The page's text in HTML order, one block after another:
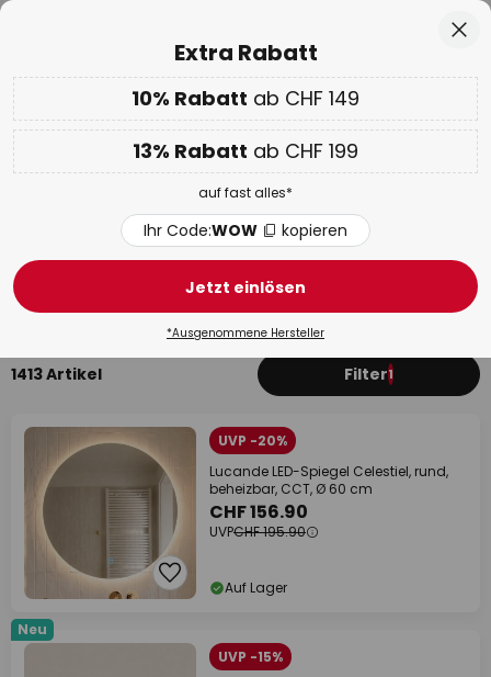
Nur
02D 07H 19M 49S
10% ab CHF 149 & 13% ab CHF 199 extraauf fast alles
Code:WOW kopieren
WOW Week:Bis zu -70%
Moderne Badezimmer Lampen
Wandleuchten & Spiegelleuchten
1413 Artikel Filter1
UVP -20%
Lucande LED-Spiegel Celestiel, rund,
beheizbar, CCT, Ø 60 cm
CHF 156.90
UVPCHF 195.90
Auf Lager
Neu
UVP -15%
Extra Rabatt
10% Rabatt ab CHF 149
13% Rabatt ab CHF 199
auf fast alles*
Ihr Code:WOW kopieren
Jetzt einlösen
*Ausgenommene Hersteller